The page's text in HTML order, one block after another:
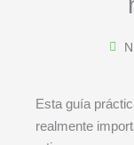
Esta guía
realmente